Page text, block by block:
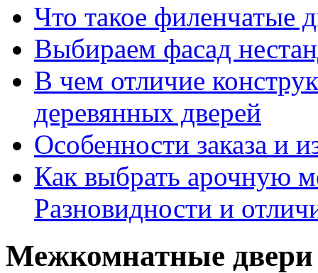
Что такое филенчатые
Выбираем фасад
В чем отличие
деревянных дверей
Особенности заказа и
Как выбрать арочную
Разновидности и
Межкомнатные двери